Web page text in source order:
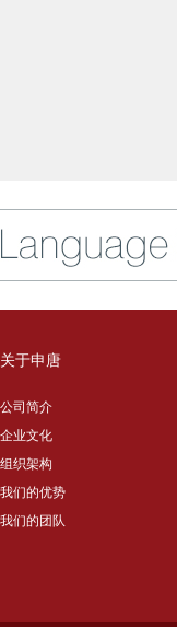
关于申唐
公司简介
企业文化
组织架构
我们的优势
我们的团队